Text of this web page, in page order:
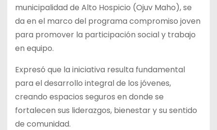
municipalidad de Alto Hospicio (Ojuv Maho), se
da en el marco del programa compromiso joven
para promover la participación social y trabajo
en equipo.
Expresó que la iniciativa resulta fundamental
para el desarrollo integral de los jóvenes,
creando espacios seguros en donde se
fortalecen sus liderazgos, bienestar y su sentido
de comunidad.